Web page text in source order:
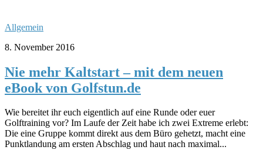
Allgemein
8. November 2016
Nie mehr Kaltstart – mit dem neuen
eBook von Golfstun.de
Wie bereitet ihr euch eigentlich auf eine Runde oder euer
Golftraining vor? Im Laufe der Zeit habe ich zwei Extreme erlebt:
Die eine Gruppe kommt direkt aus dem Büro gehetzt, macht eine
Punktlandung am ersten Abschlag und haut nach maximal...